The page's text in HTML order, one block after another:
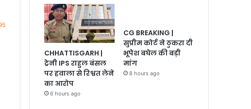
CHHATTISGARH |
ट्रेनी IPS राहुल बंसल
पर हवाला से रिश्वत लेने
का आरोप
6 hours ago
CG BREAKING |
सुप्रीम कोर्ट ने ठुकरा दी
भूपेश बघेल की बड़ी
मांग
8 hours ago